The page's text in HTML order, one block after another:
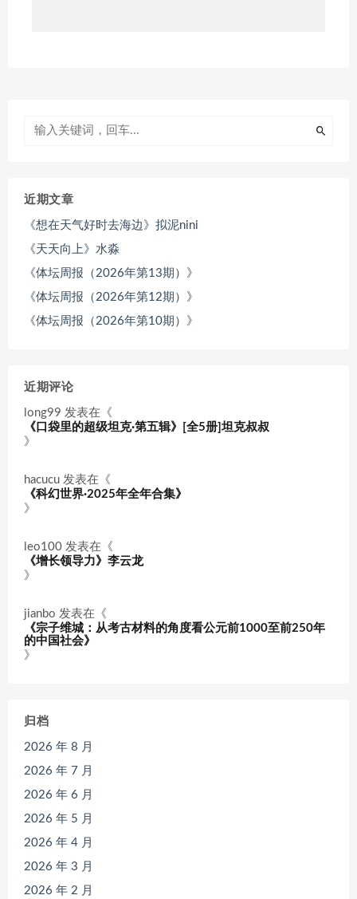
近期文章
《想在天气好时去海边》拟泥nini
《天天向上》水淼
《体坛周报（2026年第13期）》
《体坛周报（2026年第12期）》
《体坛周报（2026年第10期）》
近期评论
long99 发表在《
《口袋里的超级坦克·第五辑》[全5册]坦克叔叔
》
hacucu 发表在《
《科幻世界·2025年全年合集》
》
leo100 发表在《
《增长领导力》李云龙
》
jianbo 发表在《
《宗子维城：从考古材料的角度看公元前1000至前250年
的中国社会》
》
归档
2026 年 8 月
2026 年 7 月
2026 年 6 月
2026 年 5 月
2026 年 4 月
2026 年 3 月
2026 年 2 月